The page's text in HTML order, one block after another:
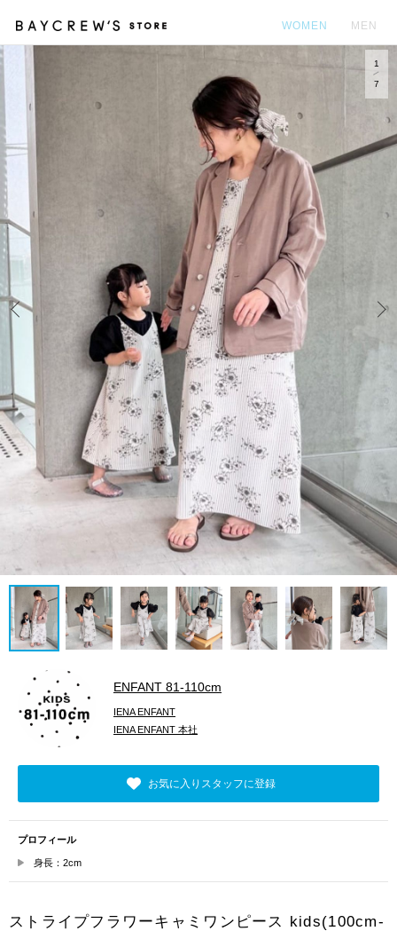
WOMEN MEN
1
7
ENFANT 81‐110cm
IENA ENFANT
IENA ENFANT 本社
お気に入りスタッフに登録
プロフィール
身長：2cm
ストライプフラワーキャミワンピース kids(100cm-